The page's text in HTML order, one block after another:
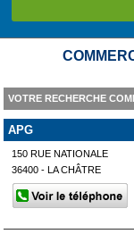
VOTRE RECHERCHE
APG
150 RUE NATIONALE
36400 - LA CHÂTRE